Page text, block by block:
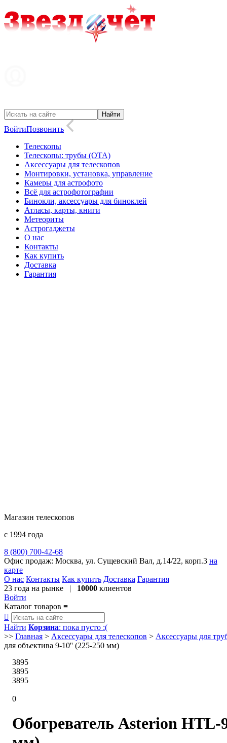
ВойтиПозвонить
Телескопы
Телескопы: трубы (OTA)
Аксессуары для телескопов
Монтировки, установка, управление
Камеры для астрофото
Всё для астрофотографии
Бинокли, аксессуары для биноклей
Атласы, карты, книги
Метеориты
Астрогаджеты
О нас
Контакты
Как купить
Доставка
Гарантия
Магазин телескопов
с 1994 года
8 (800) 700-42-68
Офис продаж: Москва, ул. Сущевский Вал, д.14/22, корп.3 на
карте
О нас Контакты Как купить Доставка Гарантия
23 года на рынке | 10000 клиентов
Войти
Каталог товаров ≡

Найти Корзина: пока пусто :(
>> Главная > Аксессуары для телескопов > Аксессуары для
для объектива 9-10'' (225-250 мм)
3895
3895
3895
0
Обогреватель Asterion HTL-